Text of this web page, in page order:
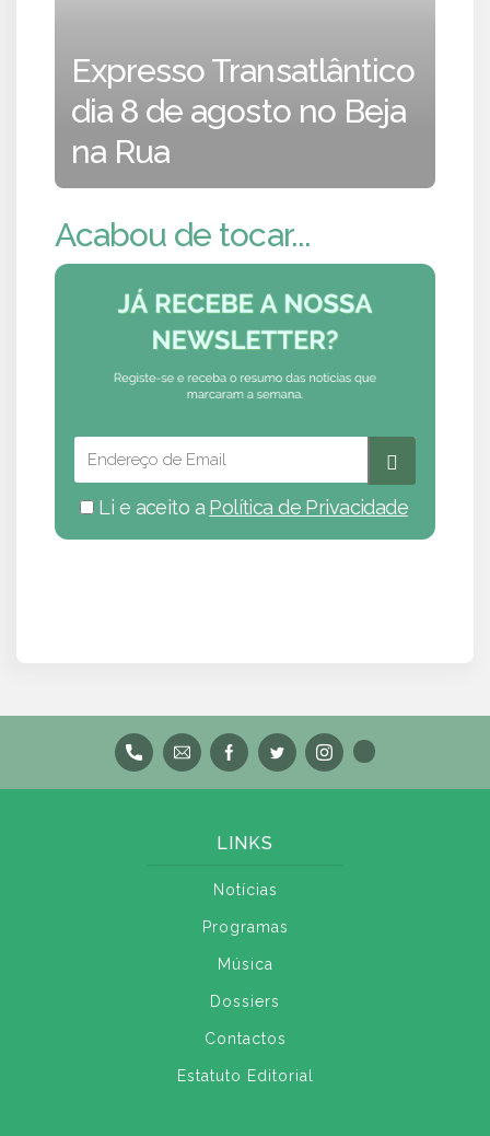
Expresso Transatlântico
dia 8 de agosto no Beja
na Rua
Acabou de tocar...
Li e aceito a Política de Privacidade
LINKS
Notícias
Programas
Música
Dossiers
Contactos
Estatuto Editorial